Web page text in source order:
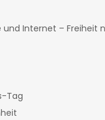
und Internet – Freiheit
Tag